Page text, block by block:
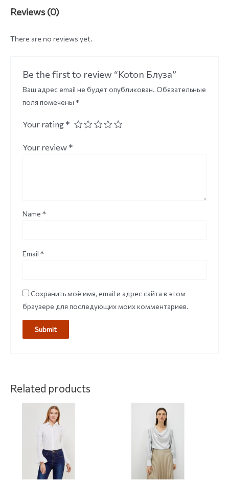
Reviews (0)
There are no reviews yet.
Be the first to review “Koton Блуза”
Ваш адрес email не будет опубликован. Обязательные
поля помечены *
Your rating *
Your review *
Name *
Email *
Сохранить моё имя, email и адрес сайта в этом
браузере для последующих моих комментариев.
Related products